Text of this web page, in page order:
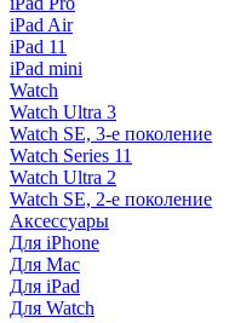
iPad Air
iPad 11
iPad mini
Watch
Watch Ultra 3
Watch SE, 3-е поколение
Watch Series 11
Watch Ultra 2
Watch SE, 2-е поколение
Аксессуары
Для iPhone
Для Mac
Для iPad
Для Watch